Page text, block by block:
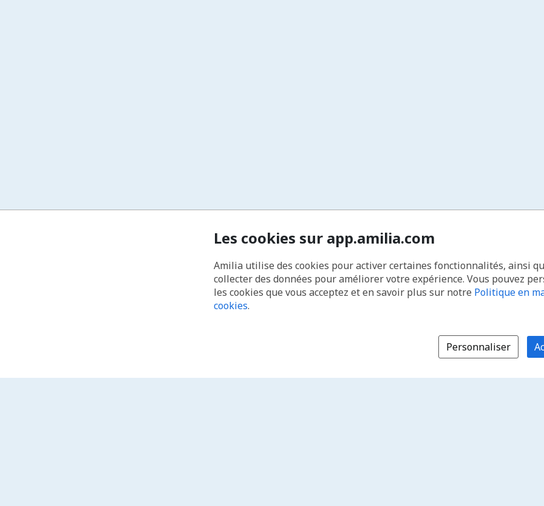
Les cookies sur app.amilia.com
Amilia utilise des cookies pour activer certaines fonctionnalités, ainsi
collecter des données pour améliorer votre expérience. Vous pouvez
les cookies que vous acceptez et en savoir plus sur notre Politique en
cookies.
Personnaliser